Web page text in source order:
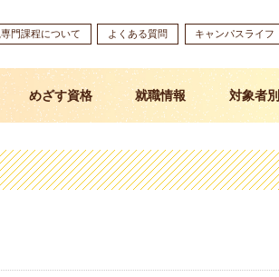
門課程について よくある質問 キャンパスライフ
めざす資格 就職情報 対象者別